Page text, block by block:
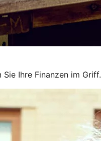
Ihre Finanzen im Griff.